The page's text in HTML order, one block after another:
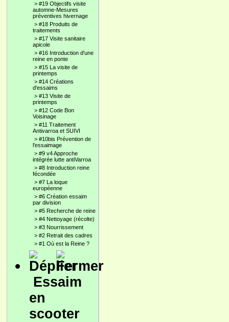
> #19 Objectifs visite
automne-Mesures
préventives hivernage
> #18 Produits de
traitements
> #17 Visite sanitaire
apicole
> #16 Introduction d'une
reine en ponte
> #15 La visite de
printemps
> #14 Créations
d'essaims
> #13 Visite de
printemps
> #12 Code Bon
Voisinage
> #11 Traitement
Antivarroa et SUIVI
> #10bis Prévention de
l'essaimage
> #9 v4 Approche
intégrée lutte antiVarroa
> #8 Introduction reine
fécondée
> #7 La loque
européenne
> #6 Création essaim
par division
> #5 Recherche de reine
> #4 Nettoyage (récolte)
> #3 Nourrissement
> #2 Retrait des cadres
> #1 Où est la Reine ?
Essaim
en
scooter